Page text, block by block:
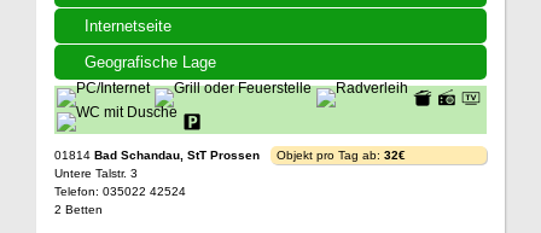
Internetseite
Geografische Lage
01814 Bad Schandau, StT Prossen
Untere Talstr. 3
Telefon: 035022 42524
2 Betten
Objekt pro Tag ab: 32€